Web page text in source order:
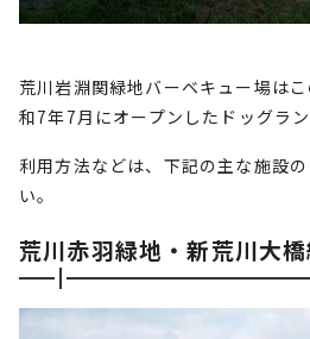
荒川岩淵関緑地バーベキュー場は
和7年7月にオープンしたドッグラン
利用方法などは、下記の主な施設
い。
荒川赤羽緑地・新荒川大